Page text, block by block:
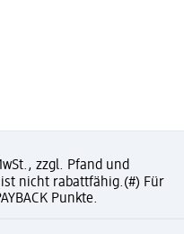
zzgl. Pfand und
nicht rabattfähig.(#) Für
Punkte.